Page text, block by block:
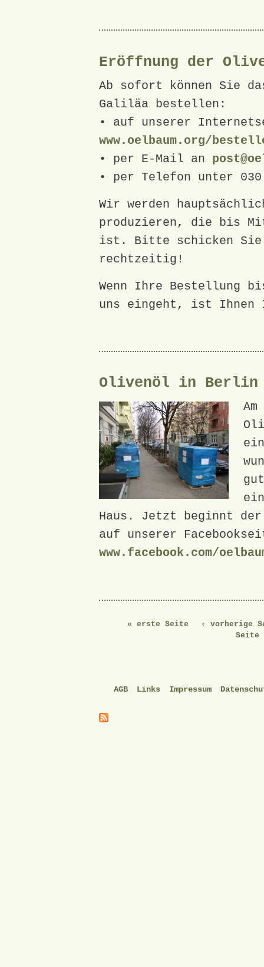
Eröffnung der
Ab sofort können Sie
Galiläa bestellen:
• auf unserer
www.oelbaum.org/
• per E-Mail an
• per Telefon unter 030
Wir werden
produzieren, die bis
ist. Bitte schicken Sie
rechtzeitig!
Wenn Ihre Bestellung
uns eingeht, ist
Olivenöl in Berlin
Haus. Jetzt beginnt
auf unserer
www.facebook.com/
« erste Seite
‹ vorherige
Seite
AGB Links Impressum